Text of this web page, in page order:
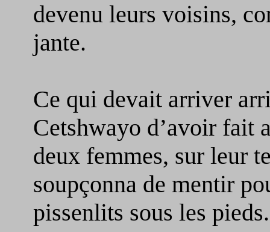
devenu leurs voisins,
jante.
Ce qui devait arriver
Cetshwayo d’avoir fait
deux femmes, sur leur
soupçonna de mentir
pissenlits sous les pieds.